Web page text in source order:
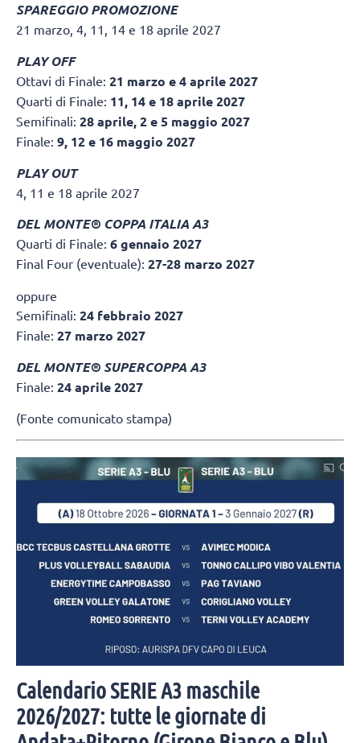
SPAREGGIO PROMOZIONE
21 marzo, 4, 11, 14 e 18 aprile 2027
PLAY OFF
Ottavi di Finale: 21 marzo e 4 aprile 2027
Quarti di Finale: 11, 14 e 18 aprile 2027
Semifinali: 28 aprile, 2 e 5 maggio 2027
Finale: 9, 12 e 16 maggio 2027
PLAY OUT
4, 11 e 18 aprile 2027
DEL MONTE® COPPA ITALIA A3
Quarti di Finale: 6 gennaio 2027
Final Four (eventuale): 27-28 marzo 2027
oppure
Semifinali: 24 febbraio 2027
Finale: 27 marzo 2027
DEL MONTE® SUPERCOPPA A3
Finale: 24 aprile 2027
(Fonte comunicato stampa)
Calendario SERIE A3 maschile
2026/2027: tutte le giornate di